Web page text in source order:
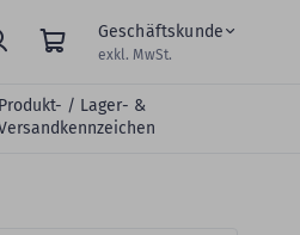
Geschäftskunde
exkl. MwSt.
Produkt- / Lager- &